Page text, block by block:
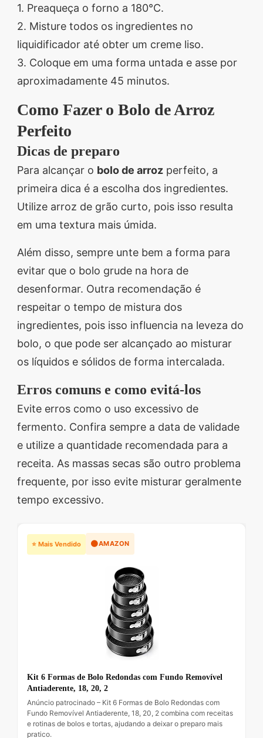
1. Preaqueça o forno a 180°C.
2. Misture todos os ingredientes no
liquidificador até obter um creme liso.
3. Coloque em uma forma untada e asse por
aproximadamente 45 minutos.
Como Fazer o Bolo de Arroz
Perfeito
Dicas de preparo
Para alcançar o bolo de arroz perfeito, a
primeira dica é a escolha dos ingredientes.
Utilize arroz de grão curto, pois isso resulta
em uma textura mais úmida.
Além disso, sempre unte bem a forma para
evitar que o bolo grude na hora de
desenformar. Outra recomendação é
respeitar o tempo de mistura dos
ingredientes, pois isso influencia na leveza do
bolo, o que pode ser alcançado ao misturar
os líquidos e sólidos de forma intercalada.
Erros comuns e como evitá-los
Evite erros como o uso excessivo de
fermento. Confira sempre a data de validade
e utilize a quantidade recomendada para a
receita. As massas secas são outro problema
frequente, por isso evite misturar geralmente
tempo excessivo.
⭐ Mais Vendido 🟠AMAZON
Kit 6 Formas de Bolo Redondas com Fundo Removível
Antiaderente, 18, 20, 2
Anúncio patrocinado – Kit 6 Formas de Bolo Redondas com
Fundo Removível Antiaderente, 18, 20, 2 combina com receitas
e rotinas de bolos e tortas, ajudando a deixar o preparo mais
pratico.